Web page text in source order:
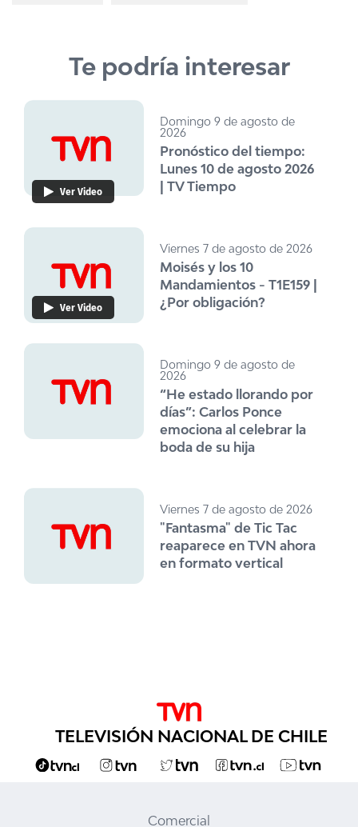
Te podría interesar
Ver Video
Domingo 9 de agosto de
2026
Pronóstico del tiempo:
Lunes 10 de agosto 2026
| TV Tiempo
Ver Video
Viernes 7 de agosto de 2026
Moisés y los 10
Mandamientos - T1E159 |
¿Por obligación?
Domingo 9 de agosto de
2026
“He estado llorando por
días”: Carlos Ponce
emociona al celebrar la
boda de su hija
Viernes 7 de agosto de 2026
"Fantasma" de Tic Tac
reaparece en TVN ahora
en formato vertical
TELEVISIÓN NACIONAL DE CHILE
Comercial